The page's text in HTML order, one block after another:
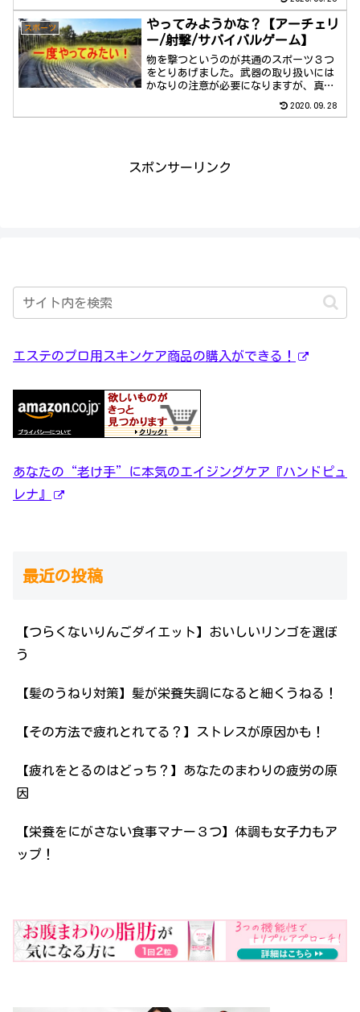
スポーツ
やってみようかな？【アーチェリ
ー/射撃/サバイバルゲーム】
物を撃つというのが共通のスポーツ３つ
をとりあげました。武器の取り扱いには
かなりの注意が必要になりますが、真剣
2020.09.28
スポンサーリンク
エステのプロ用スキンケア商品の購入ができる！
あなたの“老け手”に本気のエイジングケア『ハンドピュ
レナ』
最近の投稿
【つらくないりんごダイエット】おいしいリンゴを選ぼ
う
【髪のうねり対策】髪が栄養失調になると細くうねる！
【その方法で疲れとれてる？】ストレスが原因かも！
【疲れをとるのはどっち？】あなたのまわりの疲労の原
因
【栄養をにがさない食事マナー３つ】体調も女子力もア
ップ！